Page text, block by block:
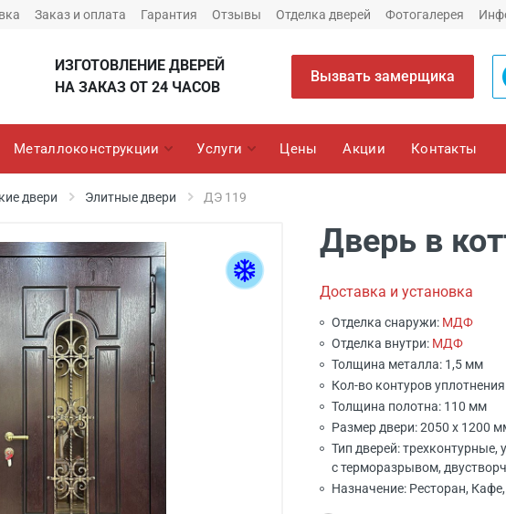
Заказ и оплата Гарантия Отзывы Отделка дверей Фотогалерея
ИЗГОТОВЛЕНИЕ ДВЕРЕЙ
НА ЗАКАЗ ОТ 24 ЧАСОВ
Вызвать замерщика
Металлоконструкции Услуги Цены Акции Контакты
двери Элитные двери ДЭ 119
Дверь в
Доставка и установка
Отделка снаружи: МДФ
Отделка внутри: МДФ
Толщина металла: 1,5 мм
Кол-во контуров
Толщина полотна: 110 мм
Размер двери: 2050 x 1200
Тип дверей: трехконтурные,
с терморазрывом,
Назначение: Ресторан,